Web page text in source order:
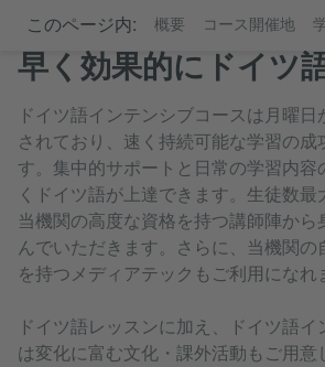
このページ内: 概要 コース開催地
早く効果的にドイツ
ドイツ語インテンシブコースは月曜
されており、速く持続可能な学習の成
す。集中的サポートと日常の学習内容
くドイツ語が上達できます。生徒数最
当機関の高度な資格を持つ講師陣から
んでいただきます。さらに、当機関の
を持つメディアテックもご利用になれ
ドイツ語レッスンに加え、ドイツ語
は変化に富む文化・課外活動もご用意